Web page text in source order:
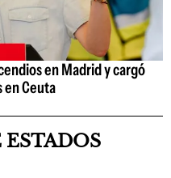
en Madrid y cargó
Ceuta